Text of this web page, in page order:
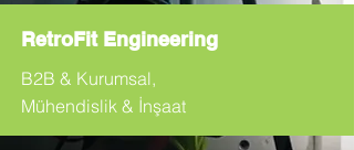
B2B & Kurumsal,
Mühendislik & İnşaat
RetroFit Engineering